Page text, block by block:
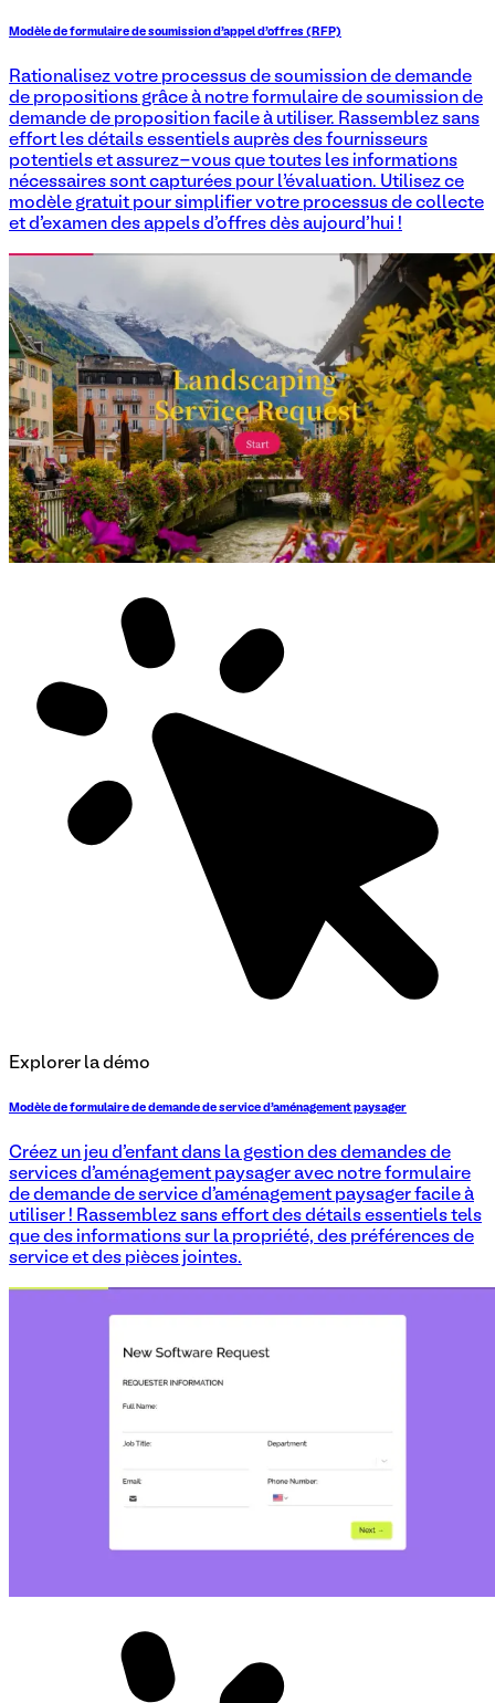
Modèle de formulaire de soumission d'appel d'offres (RFP)
Rationalisez votre processus de soumission de demande
de propositions grâce à notre formulaire de soumission de
demande de proposition facile à utiliser. Rassemblez sans
effort les détails essentiels auprès des fournisseurs
potentiels et assurez-vous que toutes les informations
nécessaires sont capturées pour l’évaluation. Utilisez ce
modèle gratuit pour simplifier votre processus de collecte
et d'examen des appels d'offres dès aujourd'hui !
Explorer la démo
Modèle de formulaire de demande de service d'aménagement paysager
Créez un jeu d'enfant dans la gestion des demandes de
services d'aménagement paysager avec notre formulaire
de demande de service d'aménagement paysager facile à
utiliser ! Rassemblez sans effort des détails essentiels tels
que des informations sur la propriété, des préférences de
service et des pièces jointes.